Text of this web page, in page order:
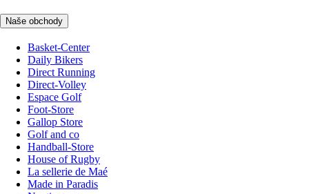
Naše obchody
Basket-Center
Daily Bikers
Direct Running
Direct-Volley
Espace Golf
Foot-Store
Gallop Store
Golf and co
Handball-Store
House of Rugby
La sellerie de Maé
Made in Paradis